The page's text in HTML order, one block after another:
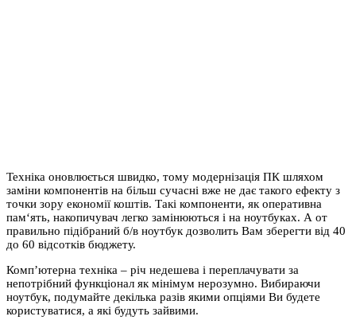
Техніка оновлюється швидко, тому модернізація ПК шляхом
заміни компонентів на більш сучасні вже не дає такого ефекту з
точки зору економії коштів. Такі компоненти, як оперативна
пам‘ять, накопичувач легко замінюються і на ноутбуках. А от
правильно підібраний б/в ноутбук дозволить Вам зберегти від 40
до 60 відсотків бюджету.
Комп’ютерна техніка – річ недешева і переплачувати за
непотрібний функціонал як мінімум нерозумно. Вибираючи
ноутбук, подумайте декілька разів якими опціями Ви будете
користуватися, а які будуть зайвими.